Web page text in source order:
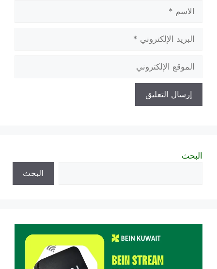
الإلكتروني
الإلكتروني
البحث
البحث